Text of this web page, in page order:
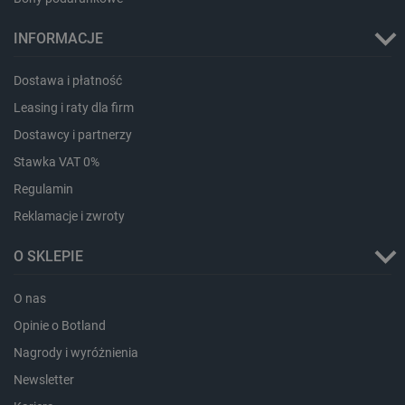
INFORMACJE
Dostawa i płatność
Leasing i raty dla firm
Dostawcy i partnerzy
Stawka VAT 0%
Regulamin
Reklamacje i zwroty
O SKLEPIE
O nas
Opinie o Botland
Nagrody i wyróżnienia
Newsletter